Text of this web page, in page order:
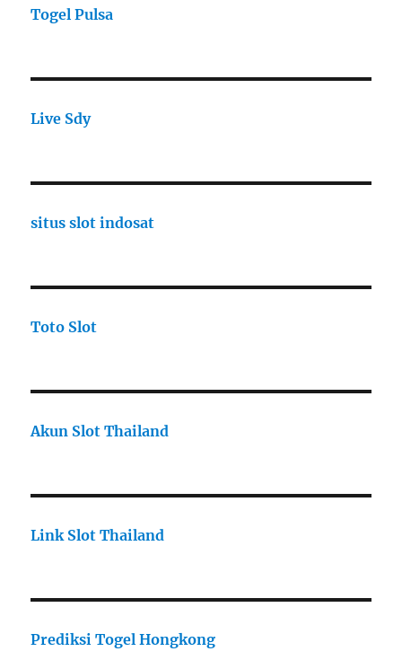
Togel Pulsa
Live Sdy
situs slot indosat
Toto Slot
Akun Slot Thailand
Link Slot Thailand
Prediksi Togel Hongkong